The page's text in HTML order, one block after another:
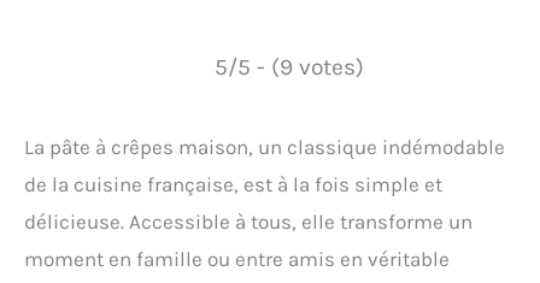
5/5 - (9 votes)
La pâte à crêpes maison, un classique indémodable
de la cuisine française, est à la fois simple et
délicieuse. Accessible à tous, elle transforme un
moment en famille ou entre amis en véritable